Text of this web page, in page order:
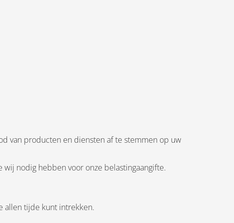
van producten en diensten af te stemmen op uw
nodig hebben voor onze belastingaangifte.
allen tijde kunt intrekken.